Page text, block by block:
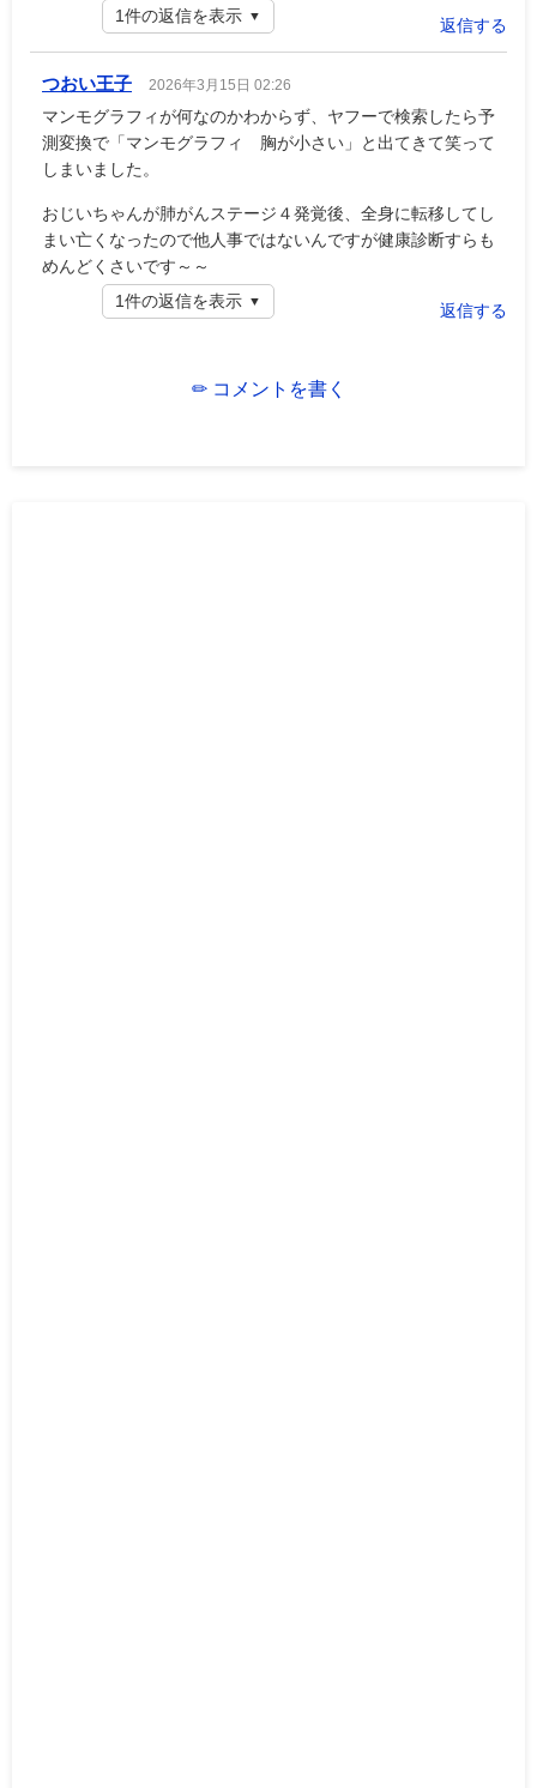
返信する
1件の返信を表示
つおい王子 2026年3月15日 02:26
マンモグラフィが何なのかわからず、ヤフーで検索したら予
測変換で「マンモグラフィ 胸が小さい」と出てきて笑って
しまいました。
おじいちゃんが肺がんステージ４発覚後、全身に転移してし
まい亡くなったので他人事ではないんですが健康診断すらも
めんどくさいです～～
返信する
1件の返信を表示
✏ コメントを書く